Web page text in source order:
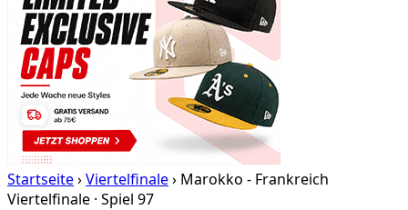
Startseite›Viertelfinale› Marokko - Frankreich
Viertelfinale · Spiel 97